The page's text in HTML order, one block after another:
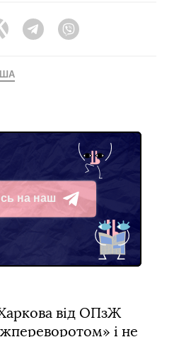
Twitter Telegram
на наш
від ОПзЖ
і не